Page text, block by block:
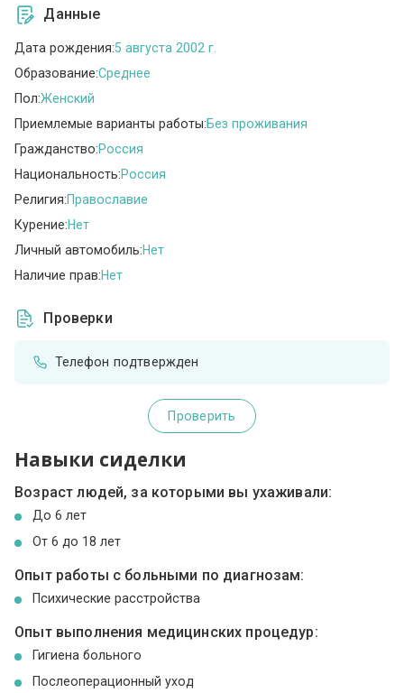
Данные
Дата рождения:5 августа 2002 г.
Образование:Среднее
Пол:Женский
Приемлемые варианты работы:Без проживания
Гражданство:Россия
Национальность:Россия
Религия:Православие
Курение:Нет
Личный автомобиль:Нет
Наличие прав:Нет
Проверки
Телефон подтвержден
Проверить
Навыки сиделки
Возраст людей, за которыми вы ухаживали:
До 6 лет
От 6 до 18 лет
Опыт работы с больными по диагнозам:
Психические расстройства
Опыт выполнения медицинских процедур:
Гигиена больного
Послеоперационный уход